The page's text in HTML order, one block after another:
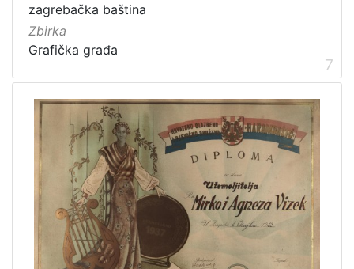
zagrebačka baština
Zbirka
Grafička građa
7